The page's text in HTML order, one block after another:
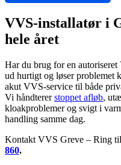
VVS-installatør i
hele året
Har du brug for en
ud hurtigt og løser problemet
akut VVS-service til både
Vi håndtererstoppet afløb,
kloakproblemer og svigt i
handling samme dag.
Kontakt VVS Greve – Ring
860.